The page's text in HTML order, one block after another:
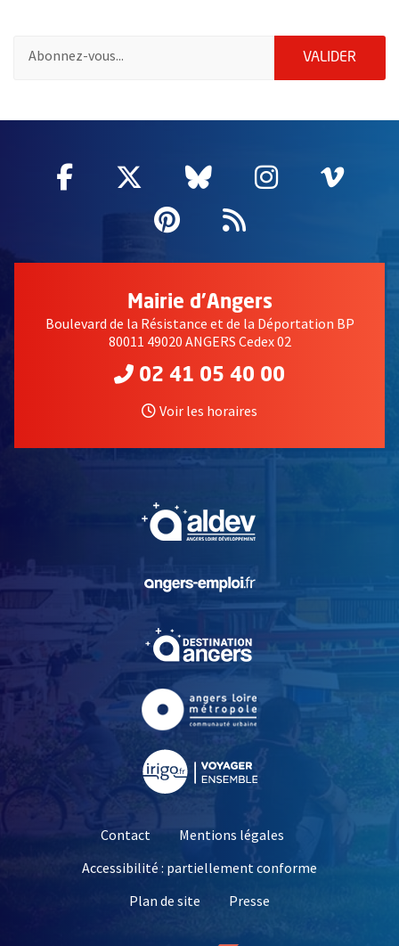
VALIDER
Facebook
, Ouvre une nouvelle fenêtre
Twitter
, Ouvre une nouvelle
Bluesky
, Ouvre une
Instagram
, Ouvre
,
Pinterest
, Ouvre une
Flux RSS
Mairie d'Angers
Boulevard de la Résistance et de la Déportation BP
80011 49020 ANGERS Cedex 02
02 41 05 40 00
Voir les horaires
, Ouvre une nouvelle
, Ouvre une nouvelle
Contact
Mentions légales
Accessibilité : partiellement conforme
Plan de site
Presse